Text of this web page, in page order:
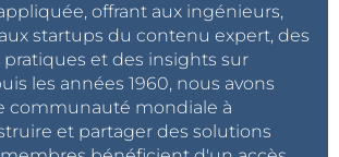
offrant aux ingénieurs,
startups du contenu expert, des
pratiques et des insights sur
les années 1960, nous avons
communauté mondiale à
et partager des solutions